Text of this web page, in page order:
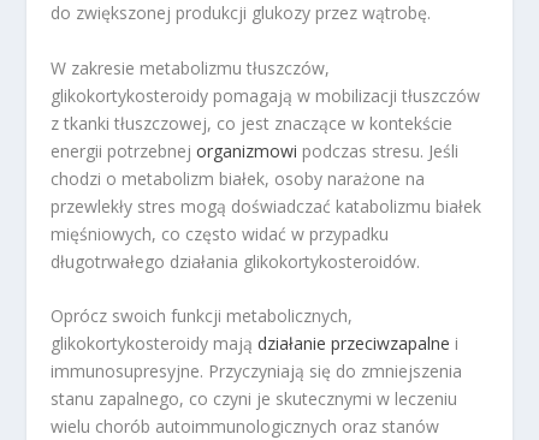
do zwiększonej produkcji glukozy przez wątrobę.
W zakresie metabolizmu tłuszczów,
glikokortykosteroidy pomagają w mobilizacji tłuszczów
z tkanki tłuszczowej, co jest znaczące w kontekście
energii potrzebnejorganizmowi podczas stresu. Jeśli
chodzi o metabolizm białek, osoby narażone na
przewlekły stres mogą doświadczać katabolizmu białek
mięśniowych, co często widać w przypadku
długotrwałego działania glikokortykosteroidów.
Oprócz swoich funkcji metabolicznych,
glikokortykosteroidy mają działanie przeciwzapalne i
immunosupresyjne. Przyczyniają się do zmniejszenia
stanu zapalnego, co czyni je skutecznymi w leczeniu
wielu chorób autoimmunologicznych oraz stanów